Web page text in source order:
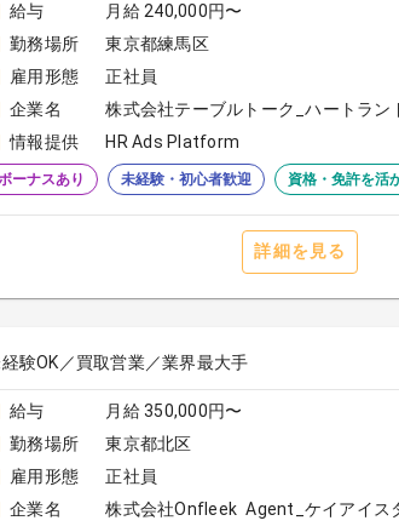
給与
月給 240,000円〜
勤務場所
東京都練馬区
雇用形態
正社員
企業名
株式会社テーブルトーク_ハートラン
情報提供
HR Ads Platform
ーナスあり 未経験・初心者歓迎 資格・免許を活
詳細を見る
験OK／買取営業／業界最大手
給与
月給 350,000円〜
勤務場所
東京都北区
雇用形態
正社員
企業名
株式会社Onfleek Agent_ケイアイス